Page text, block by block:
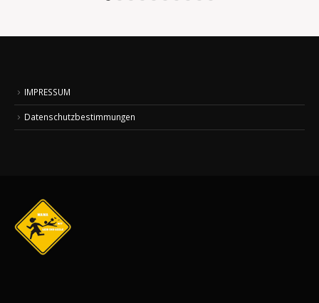
IMPRESSUM
Datenschutzbestimmungen